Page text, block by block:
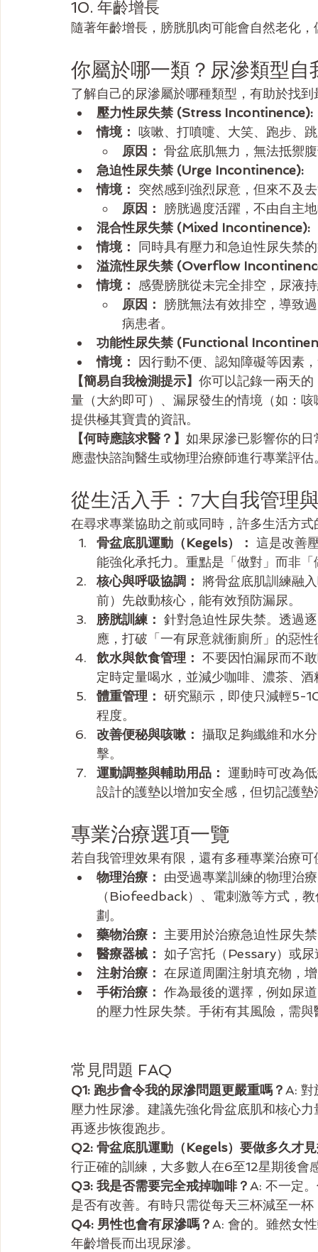
10. 年齡增長
隨著年齡增長，膀胱肌肉可能會自然老化
你屬於哪一類？尿滲類型自
了解自己的尿滲屬於哪種類型，有助於找
壓力性尿失禁 (Stress Incontinence):
情境： 咳嗽、打噴嚏、大笑、跑步、
原因： 骨盆底肌無力，無法抵禦
急迫性尿失禁 (Urge Incontinence):
情境：
突然感到強烈尿意，但來不及
原因：
膀胱過度活躍，不由自主
混合性尿失禁 (Mixed Incontinence):
情境：
同時具有壓力和急迫性尿失禁
溢流性尿失禁 (Overflow
情境：
感覺膀胱從未完全排空，尿液
原因：
膀胱無法有效排空，導致
病患者。
功能性尿失禁 (Functional
情境：
因行動不便、認知障礙等因素
【簡易自我檢測提示】 你可以記錄一兩天
量（大約即可）、漏尿發生的情境（如：
提供極其寶貴的資訊。
【何時應該求醫？】 如果尿滲已影響你的
應盡快諮詢醫生或物理治療師進行專業評估
從生活入手：7大自我管理
在尋求專業協助之前或同時，許多生活方
骨盆底肌運動（Kegels）： 這是改善
能強化承托力。重點是「做對」而非
核心與呼吸協調：
將骨盆底肌訓練融
前）先啟動核心，能有效預防漏尿。
膀胱訓練： 針對急迫性尿失禁。透過
應，打破「一有尿意就衝廁所」的惡性
飲水與飲食管理： 不要因怕漏尿而不
定時定量喝水，並減少咖啡、濃茶、
體重管理： 研究顯示，即使只減輕5-
程度。
改善便秘與咳嗽： 攝取足夠纖維和水
擊。
運動調整與輔助用品： 運動時可改為
設計的護墊以增加安全感，但切記護墊
專業治療選項一覽
若自我管理效果有限，還有多種專業治療可
物理治療：
由受過專業訓練的物理治
（Biofeedback）、電刺激等方式，
劃。
藥物治療：
主要用於治療急迫性尿失
醫療器械： 如子宮托（Pessary）或
注射治療： 在尿道周圍注射填充物，
手術治療： 作為最後的選擇，例如尿
的壓力性尿失禁。手術有其風險，需
常見問題 FAQ
Q1: 跑步會令我的尿滲問題更嚴重嗎？A: 對
壓力性尿滲。建議先強化骨盆底肌和核心
再逐步恢復跑步。
Q2: 骨盆底肌運動（Kegels）要做多久才
行正確的訓練，大多數人在6至12星期後會
Q3: 我是否需要完全戒掉咖啡？A: 不一定
是否有改善。有時只需從每天三杯減至一
Q4: 男性也會有尿滲嗎？A: 會的。雖然女
年齡增長而出現尿滲。